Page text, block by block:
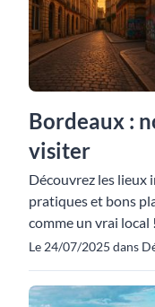
Bordeaux :
visiter
Découvrez les lieux
pratiques et bons
comme un vrai local !
Le 24/07/2025 dans